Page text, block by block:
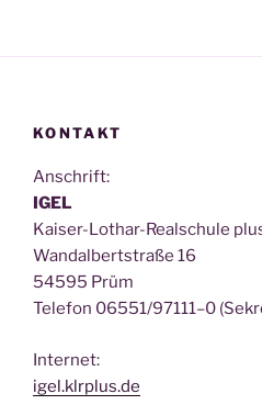
KONTAKT
Anschrift:
IGEL
Kai­ser-Lothar-Real­schu­le
Wan­dal­bert­stra­ße 16
54595 Prüm
Tele­fon 06551/97111–0
Inter­net:
igel.klrplus.de